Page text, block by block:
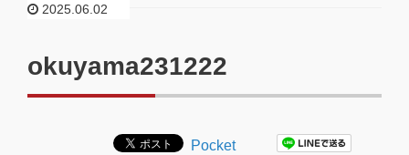
2025.06.02
okuyama231222
Pocket